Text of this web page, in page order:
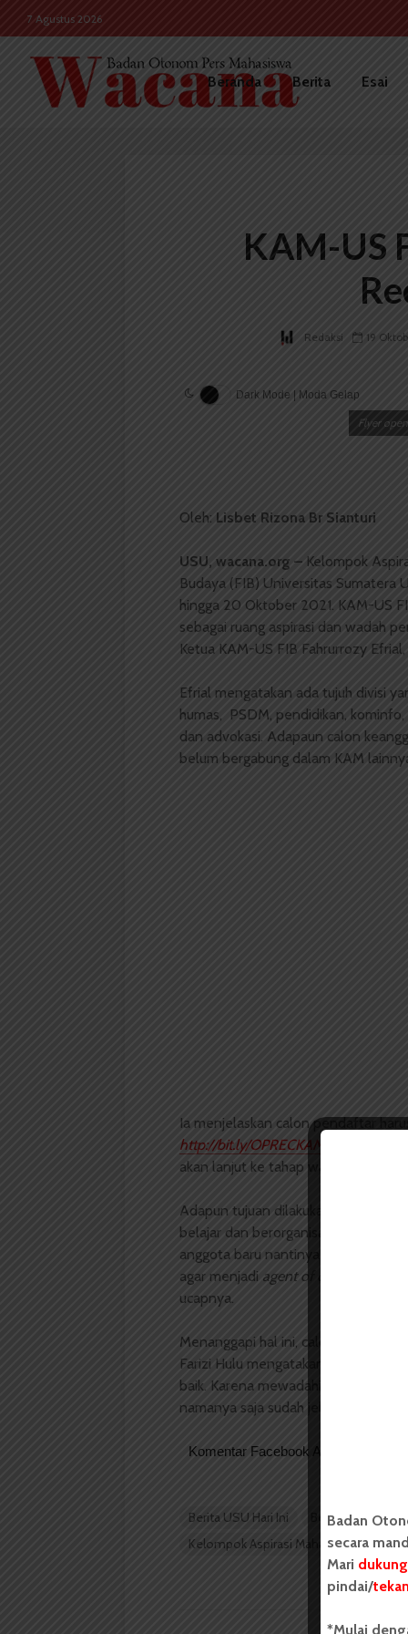
7 Agustus 2026
Beranda Berita Esai
KAM-US
Redaksi 19
Dark Mode | Moda Gelap
Flyer
Oleh: Lisbet Rizona Br Sianturi
USU, wacana.org – Kelompok
Budaya (FIB) Universitas Sumatera
hingga 20 Oktober 2021. KAM-US
sebagai ruang aspirasi dan wadah
Ketua KAM-US FIB Fahrurrozy Efrial,
Efrial mengatakan ada tujuh divisi
humas, PSDM, pendidikan,
dan advokasi. Adapaun calon
belum bergabung dalam KAM
Ia menjelaskan calon pendaftar
http://bit.ly/OPRECKAMUSFIBUSU
akan lanjut ke tahap wawancara
Adapun tujuan dilakukan
belajar dan berorganisasi guna
anggota baru nantinya dapat lebih
agar menjadi agent of change
yang
ucapnya.
Menanggapi hal ini, calon anggota
Farizi Hulu mengatakan bahwa
baik. Karena mewadahi seluruh
namanya saja sudah jelas, KAM
Komentar Facebook Anda
Berita USU Hari Ini Berita USU
Kelompok Aspirasi Mahasiswa
Badan
secara
Mari
pindai/tekan
*Mulai